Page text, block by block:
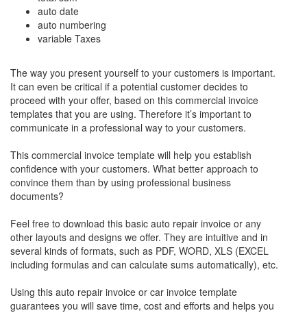
auto date
auto numbering
variable Taxes
The way you present yourself to your customers is important.
It can even be critical if a potential customer decides to
proceed with your offer, based on this commercial invoice
templates that you are using. Therefore it’s important to
communicate in a professional way to your customers.
This commercial invoice template will help you establish
confidence with your customers. What better approach to
convince them than by using professional business
documents?
Feel free to download this basic auto repair invoice or any
other layouts and designs we offer. They are intuitive and in
several kinds of formats, such as PDF, WORD, XLS (EXCEL
including formulas and can calculate sums automatically), etc.
Using this auto repair invoice or car invoice template
guarantees you will save time, cost and efforts and helps you